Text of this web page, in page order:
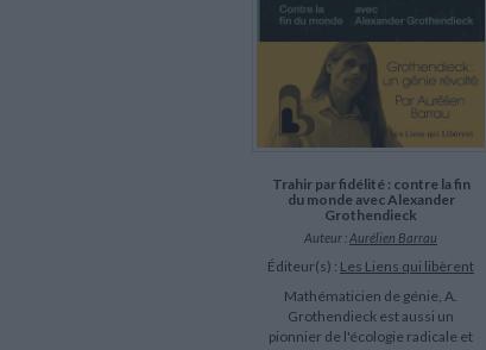
Trahir par fidélité : contre la fin
du monde avec Alexander
Grothendieck
Auteur :Aurélien Barrau
Éditeur(s) : Les Liens qui libèrent
Mathématicien de génie, A.
Grothendieck est aussi un
pionnier de l'écologie radicale et